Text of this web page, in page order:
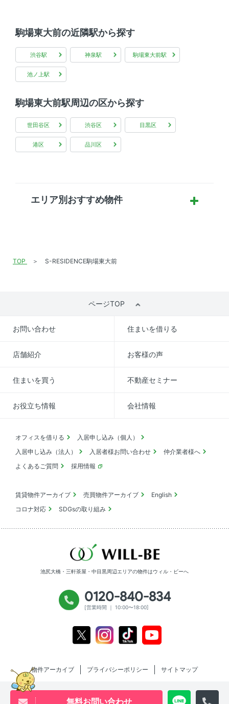
駒場東大前の近隣駅から探す
渋谷駅 神泉駅 駒場東大前駅
池ノ上駅
駒場東大前駅周辺の区から探す
世田谷区 渋谷区 目黒区
港区 品川区
エリア別おすすめ物件
無料お問い合わせ
TOP S-RESIDENCE駒場東大前
ページTOP
お問い合わせ 住まいを借りる
店舗紹介 お客様の声
住まいを買う 不動産セミナー
お役立ち情報 会社情報
オフィスを借りる
入居申し込み（個人）
入居申し込み（法人）
入居者様お問い合わせ
仲介業者様へ
よくあるご質問
採用情報
賃貸物件アーカイブ 売買物件アーカイブ
English
コロナ対応
SDGsの取り組み
池尻大橋・三軒茶屋・中目黒周辺エリアの物件はウィル・ビーへ
0120-840-834
[営業時間 ｜ 10:00〜18:00]
Instagram Tiktok
物件アーカイブ プライバシーポリシー サイトマップ